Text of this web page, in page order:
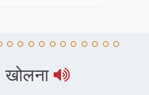
खोलना